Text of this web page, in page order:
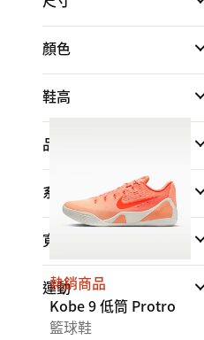
顏色
鞋高
品牌
系列
寬度
運動
熱銷商品
Kobe 9 低筒 Protro
籃球鞋